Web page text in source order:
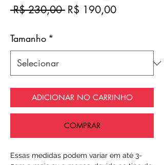
R$ 230,00 Preço
R$ 190,00Preço
Tamanho *
ADICIONAR NO CARRINHO
COMPRAR
Essas medidas podem variar em até 3-